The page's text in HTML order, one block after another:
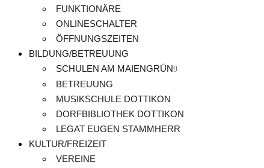
FUNKTIONÄRE
ONLINESCHALTER
ÖFFNUNGSZEITEN
BILDUNG/BETREUUNG
SCHULEN AM MAIENGRÜN
BETREUUNG
MUSIKSCHULE DOTTIKON
DORFBIBLIOTHEK DOTTIKON
LEGAT EUGEN STAMMHERR
KULTUR/FREIZEIT
VEREINE